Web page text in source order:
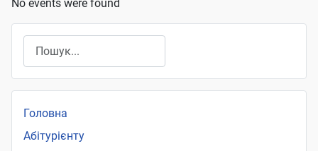
No events were found
Головна
Абітурієнту